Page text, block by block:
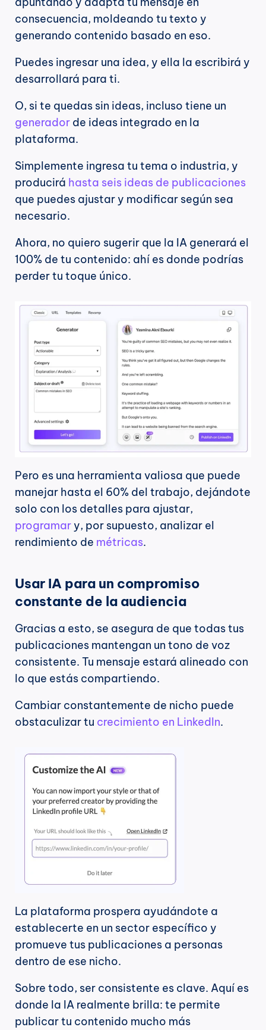
consecuencia, moldeando tu texto y
generando contenido basado en eso.
Puedes ingresar una idea, y ella la escribirá y
desarrollará para ti.
generador de ideas integrado en la
plataforma.
Simplemente ingresa tu tema o industria, y
producirá hasta seis ideas de publicaciones
que puedes ajustar y modificar según sea
necesario.
Ahora, no quiero sugerir que la IA generará el
100% de tu contenido: ahí es donde podrías
perder tu toque único.
Pero es una herramienta valiosa que puede
manejar hasta el 60% del trabajo, dejándote
programar y, por supuesto, analizar el
rendimiento de métricas.
Usar IA para un compromiso
constante de la audiencia
Gracias a esto, se asegura de que todas tus
publicaciones mantengan un tono de voz
consistente. Tu mensaje estará alineado con
lo que estás compartiendo.
Cambiar constantemente de nicho puede
obstaculizar tu crecimiento en LinkedIn.
La plataforma prospera ayudándote a
establecerte en un sector específico y
promueve tus publicaciones a personas
dentro de ese nicho.
Sobre todo, ser consistente es clave. Aquí es
donde la IA realmente brilla: te permite
publicar tu contenido mucho más